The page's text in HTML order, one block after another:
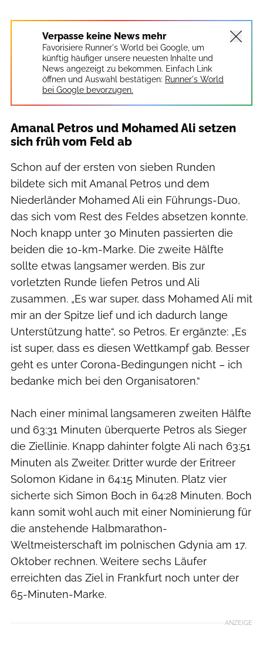
Verpasse keine News mehr
Favorisiere Runner's World bei Google, um
künftig häufiger unsere neuesten Inhalte und
News angezeigt zu bekommen. Einfach Link
öffnen und Auswahl bestätigen: Runner's World
bei Google bevorzugen.
Amanal Petros und Mohamed Ali setzen
sich früh vom Feld ab
Schon auf der ersten von sieben Runden
bildete sich mit Amanal Petros und dem
Niederländer Mohamed Ali ein Führungs-Duo,
das sich vom Rest des Feldes absetzen konnte.
Noch knapp unter 30 Minuten passierten die
beiden die 10-km-Marke. Die zweite Hälfte
sollte etwas langsamer werden. Bis zur
vorletzten Runde liefen Petros und Ali
zusammen. „Es war super, dass Mohamed Ali mit
mir an der Spitze lief und ich dadurch lange
Unterstützung hatte“, so Petros. Er ergänzte: „Es
ist super, dass es diesen Wettkampf gab. Besser
geht es unter Corona-Bedingungen nicht – ich
bedanke mich bei den Organisatoren.“
Nach einer minimal langsameren zweiten Hälfte
und 63:31 Minuten überquerte Petros als Sieger
die Ziellinie. Knapp dahinter folgte Ali nach 63:51
Minuten als Zweiter. Dritter wurde der Eritreer
Solomon Kidane in 64:15 Minuten. Platz vier
sicherte sich Simon Boch in 64:28 Minuten. Boch
kann somit wohl auch mit einer Nominierung für
die anstehende Halbmarathon-
Weltmeisterschaft im polnischen Gdynia am 17.
Oktober rechnen. Weitere sechs Läufer
erreichten das Ziel in Frankfurt noch unter der
65-Minuten-Marke.
ANZEIGE